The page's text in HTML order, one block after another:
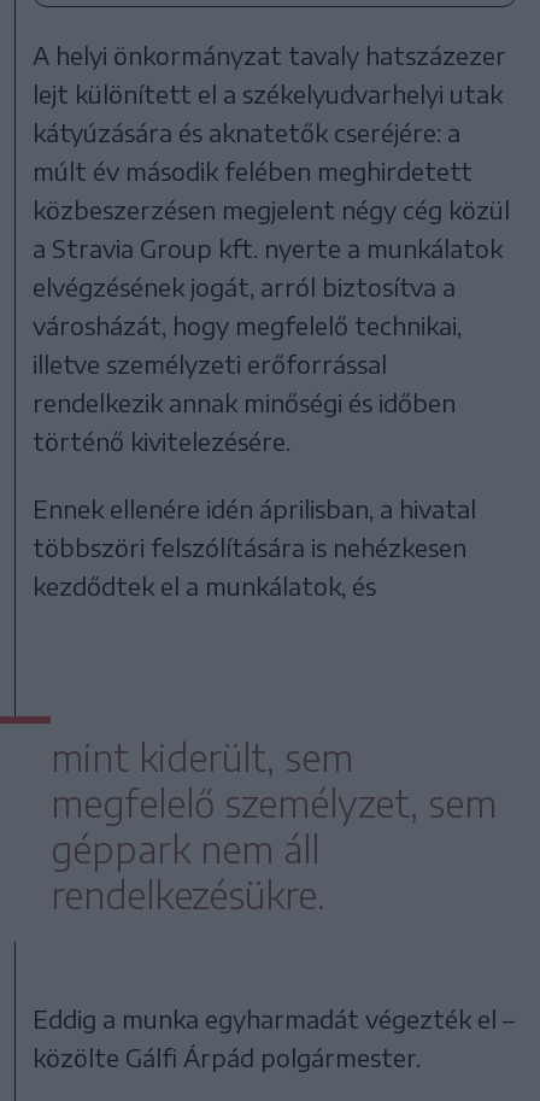
A helyi önkormányzat tavaly hatszázezer
lejt különített el a székelyudvarhelyi utak
kátyúzására és aknatetők cseréjére: a
múlt év második felében meghirdetett
közbeszerzésen megjelent négy cég közül
a Stravia Group kft. nyerte a munkálatok
elvégzésének jogát, arról biztosítva a
városházát, hogy megfelelő technikai,
illetve személyzeti erőforrással
rendelkezik annak minőségi és időben
történő kivitelezésére.
Ennek ellenére idén áprilisban, a hivatal
többszöri felszólítására is nehézkesen
kezdődtek el a munkálatok, és
mint kiderült, sem
megfelelő személyzet, sem
géppark nem áll
rendelkezésükre.
Eddig a munka egyharmadát végezték el –
közölte Gálfi Árpád polgármester.